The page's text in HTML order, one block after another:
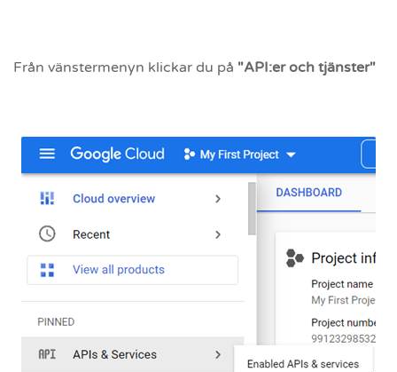
Från vänstermenyn klickar du på "API:er och tjänster"